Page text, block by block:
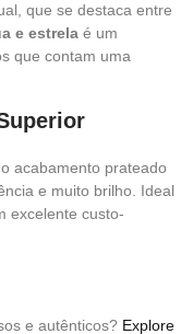
que se destaca entre
e estrela é um
que contam uma
acabamento prateado
e muito brilho. Ideal
excelente custo-
e autênticos? Explore